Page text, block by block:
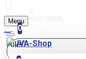
Menu
0
Alle